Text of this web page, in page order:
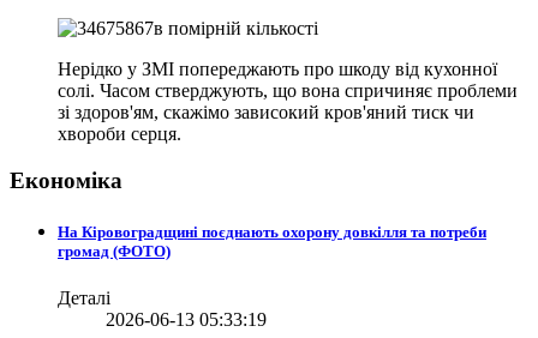
Нерідко у ЗМІ попереджають про шкоду від кухонної
солі. Часом стверджують, що вона спричиняє проблеми
зі здоров'ям, скажімо зависокий кров'яний тиск чи
хвороби серця.
Економіка
На Кіровоградщині поєднають охорону довкілля та потреби
громад (ФОТО)
Деталі
2026-06-13 05:33:19